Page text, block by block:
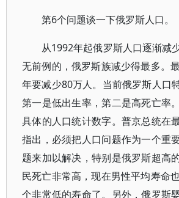
第6个问题谈一下俄罗斯人口。
从1992年起俄罗斯人口逐渐减
无前例的，俄罗斯族减少得最多。
年要减少80万人。当前俄罗斯人口
第一是低出生率，第二是高死亡率
具体的人口统计数字。普京总统在
指出，必须把人口问题作为一个重
题来加以解决，特别是俄罗斯超高
民死亡非常高，现在男性平均寿命
个非常低的寿命了。另外，俄罗斯